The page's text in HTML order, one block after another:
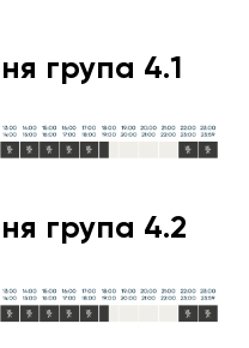
група 4.1
група 4.2